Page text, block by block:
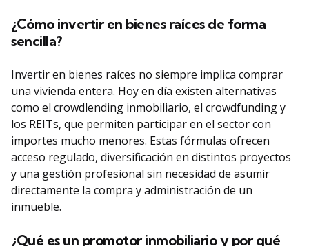
¿Cómo invertir en bienes raíces de forma
sencilla?
Invertir en bienes raíces no siempre implica comprar
una vivienda entera. Hoy en día existen alternativas
como el crowdlending inmobiliario, el crowdfunding y
los REITs, que permiten participar en el sector con
importes mucho menores. Estas fórmulas ofrecen
acceso regulado, diversificación en distintos proyectos
y una gestión profesional sin necesidad de asumir
directamente la compra y administración de un
inmueble.
¿Qué es un promotor inmobiliario y por qué